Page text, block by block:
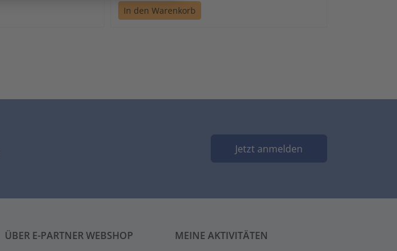
In den Warenkorb
Jetzt anmelden
ÜBER E-PARTNER WEBSHOP MEINE AKTIVITÄTEN